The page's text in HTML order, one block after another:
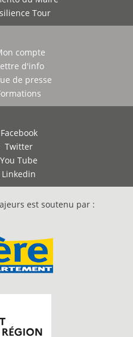
Tour
compte
d'info
de presse
Facebook
Twitter
You Tube
Linkedin
est soutenu par :